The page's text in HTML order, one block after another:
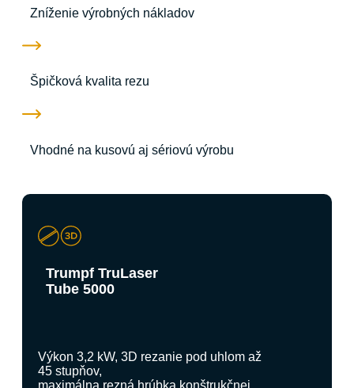
Zníženie výrobných nákladov​
Špičková kvalita rezu​
Vhodné na kusovú aj sériovú výrobu​
Trumpf TruLaser
Tube 5000
Výkon 3,2 kW, 3D rezanie pod uhlom až
45 stupňov,